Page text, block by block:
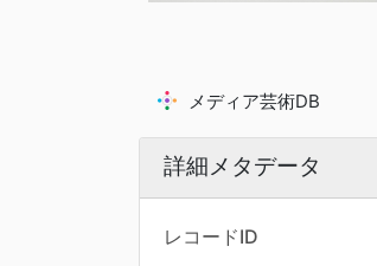
メディア芸術DB
詳細メタデータ
レコードID